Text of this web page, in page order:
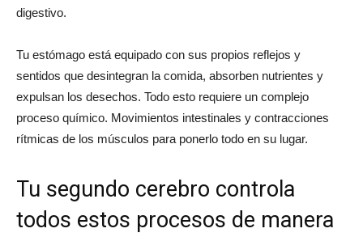
digestivo.
Tu estómago está equipado con sus propios reflejos y
sentidos que desintegran la comida, absorben nutrientes y
expulsan los desechos. Todo esto requiere un complejo
proceso químico. Movimientos intestinales y contracciones
rítmicas de los músculos para ponerlo todo en su lugar.
Tu segundo cerebro controla
todos estos procesos de manera